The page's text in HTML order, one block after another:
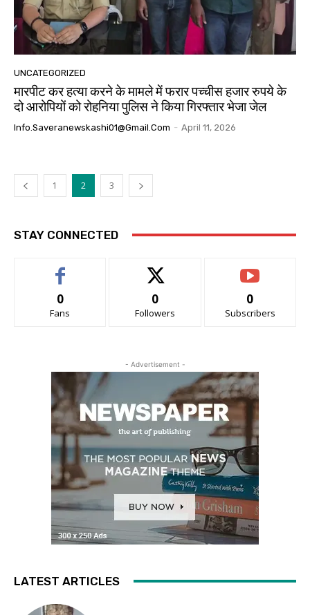
UNCATEGORIZED
मारपीट कर हत्या करने के मामले में फरार पच्चीस हजार रुपये के
दो आरोपियों को रोहनिया पुलिस ने किया गिरफ्तार भेजा जेल
Info.saveranewskashi01@gmail.com - April 11, 2026
1 2 3
STAY CONNECTED
0
Fans
0
Followers
0
Subscribers
- Advertisement -
LATEST ARTICLES